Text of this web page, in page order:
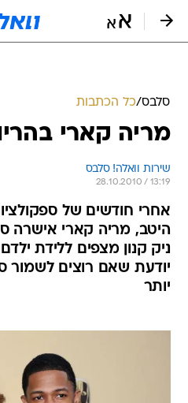
סלבס/כל הכתבות
מריה קארי
שירות וואלה! סלבס
28.10.2010 / 13:19
אחרי חודשים של
היטב, מריה קארי אישרה
ניק קנון מצפים ללידת
יודעת שאם רוצים לשמור
יותר